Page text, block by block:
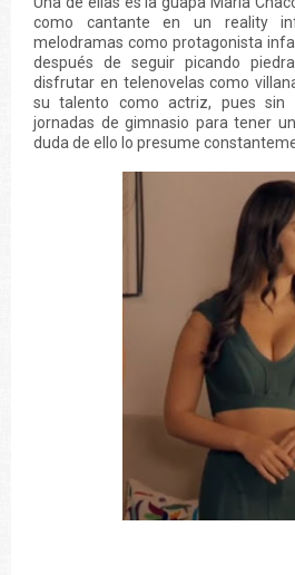
como cantante en un reality
melodramas como protagonista
después de seguir picando
disfrutar en telenovelas como
su talento como actriz, pues sin
jornadas de gimnasio para tener
duda de ello lo presume